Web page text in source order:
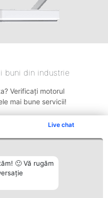
Live chat
🙂 Vă rugăm
buni din industrie
Verificați motorul
mai bune servicii!